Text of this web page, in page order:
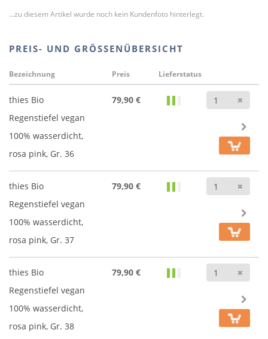
...zu diesem Artikel wurde noch kein Kundenfoto hinterlegt.
PREIS- UND GRÖSSENÜBERSICHT
Bezeichnung Preis Lieferstatus
thies Bio
Regenstiefel vegan
100% wasserdicht,
rosa pink, Gr. 36
79,90 €
thies Bio
Regenstiefel vegan
100% wasserdicht,
rosa pink, Gr. 37
79,90 €
thies Bio
Regenstiefel vegan
100% wasserdicht,
rosa pink, Gr. 38
79,90 €